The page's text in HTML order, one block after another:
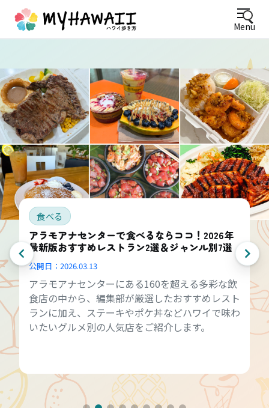
Menu
食べる
アラモアナセンターで食べるならココ！2026年
最新版おすすめレストラン2選＆ジャンル別7選
公開日： 2026.03.13
アラモアナセンターにある160を超える多彩な飲
食店の中から、編集部が厳選したおすすめレスト
ランに加え、ステーキやポケ丼などハワイで味わ
いたいグルメ別の人気店をご紹介します。